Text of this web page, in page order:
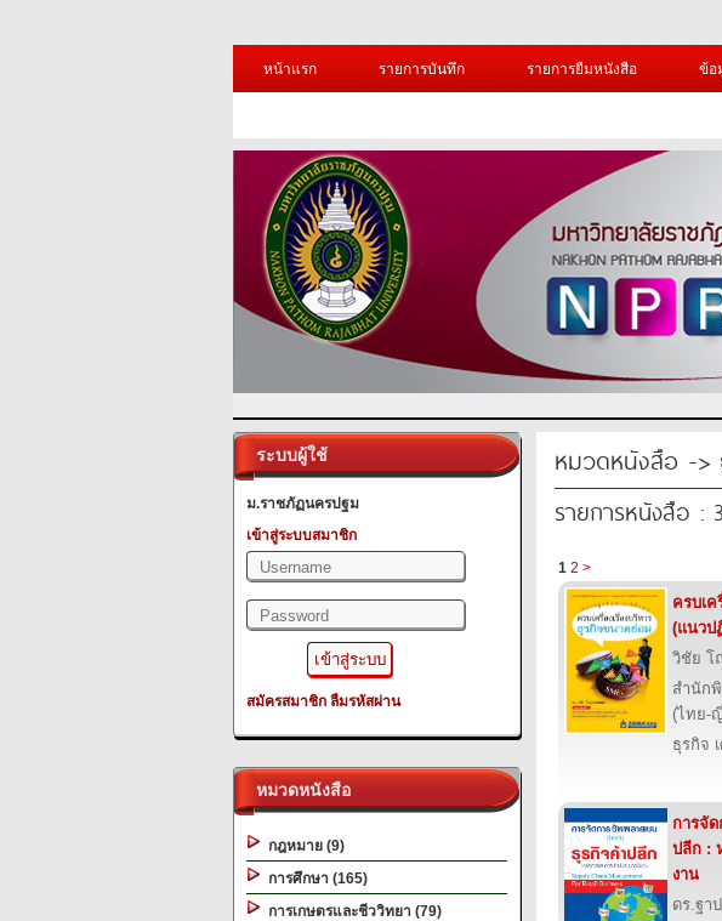
หน้าแรก
รายการบันทึก รายการยืมหนังสือ ข้อ
ระบบผู้ใช้
ม.ราชภัฏนครปฐม
เข้าสู่ระบบสมาชิก
สมัครสมาชิก ลืมรหัสผ่าน
หมวดหนังสือ
กฎหมาย (9)
การศึกษา (165)
การเกษตรและชีววิทยา (79)
หมวดหนังสือ ->
รายการหนังสือ :
1 2 >
ครบเ
(แนวป
วิชัย โ
สำนัก
(ไทย-
ธุรกิจ
การจั
ปลีก :
งาน
ดร.ฐา